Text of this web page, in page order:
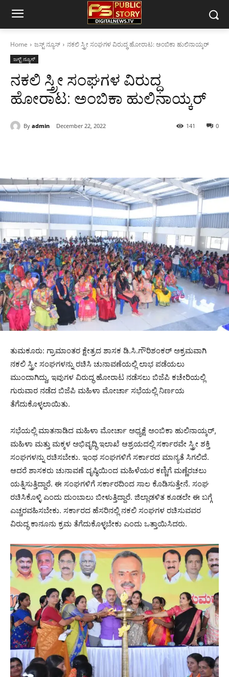
Home ಜಸ್ಟ್ ನ್ಯೂಸ್ ನಕಲಿ ಸ್ತ್ರೀ ಸಂಘಗಳ ವಿರುದ್ಧ ಹೋರಾಟ: ಅಂಬಿಕಾ ಹುಲಿನಾಯ್ಕರ್
ಜಸ್ಟ್ ನ್ಯೂಸ್
ನಕಲಿ ಸ್ತ್ರೀ ಸಂಘಗಳ ವಿರುದ್ಧ
ಹೋರಾಟ: ಅಂಬಿಕಾ ಹುಲಿನಾಯ್ಕರ್
By admin December 22, 2022 0
141
ತುಮಕೂರು: ಗ್ರಾಮಾಂತರ ಕ್ಷೇತ್ರದ ಶಾಸಕ ಡಿ.ಸಿ.ಗೌರಿಶಂಕರ್ ಅಕ್ರಮವಾಗಿ
ನಕಲಿ ಸ್ತ್ರೀ ಸಂಘಗಳನ್ನು ರಚಿಸಿ‌ ಚುನಾವಣೆಯಲ್ಲಿ ಲಾಭ ಪಡೆಯಲು
ಮುಂದಾಗಿದ್ದು, ಇವುಗಳ ವಿರುದ್ಧ ಹೋರಾಟ ನಡೆಸಲು ಬಿಜೆಪಿ ಕಚೇರಿಯಲ್ಲಿ
ಗುರುವಾರ ನಡೆದ ಬಿಜೆಪಿ ಮಹಿಳಾ ಮೋರ್ಚಾ ಸಭೆಯಲ್ಲಿ ನಿರ್ಣಯ
ತೆಗೆದುಕೊಳ್ಳಲಾಯಿತು.
ಸಭೆಯಲ್ಲಿ ಮಾತನಾಡಿದ ಮಹಿಳಾ ಮೋರ್ಚಾ ಅಧ್ಯಕ್ಷೆ ಅಂಬಿಕಾ ಹುಲಿನಾಯ್ಕರ್,
ಮಹಿಳಾ ಮತ್ತು ಮಕ್ಕಳ ಅಭಿವೃದ್ಧಿ ಇಲಾಖೆ ಆಶ್ರಯದಲ್ಲಿ ಸರ್ಕಾರವೇ ಸ್ತ್ರೀ ಶಕ್ತಿ
ಸಂಘಗಳನ್ನು ರಚಿಸಬೇಕು. ಇಂಥ ಸಂಘಗಳಿಗೆ ಸರ್ಕಾರದ ಮಾನ್ಯತೆ ಸಿಗಲಿದೆ.
ಆದರೆ ಶಾಸಕರು ಚುನಾವಣೆ ದೃಷ್ಠಿಯಿಂದ ಮಹಿಳೆಯರ ಕಣ್ಣಿಗೆ ಮಣ್ಣೆರಚಲು
ಯತ್ನಿಸುತ್ತಿದ್ದಾರೆ. ಈ ಸಂಘಗಳಿಗೆ ಸರ್ಕಾರದಿಂದ ಸಾಲ ಕೊಡಿಸುತ್ತೇನೆ. ಸಂಘ
ರಚಿಸಿಕೊಳ್ಳಿ ಎಂದು ದುಂಬಾಲು ಬೀಳುತ್ತಿದ್ದಾರೆ. ಜಿಲ್ಲಾಡಳಿತ ಕೂಡಲೇ ಈ ಬಗ್ಗೆ
ಎಚ್ಚರವಹಿಸಬೇಕು. ಸರ್ಕಾರದ ಹೆಸರಿನಲ್ಲಿ ನಕಲಿ ಸಂಘಗಳ ರಚಿಸುವವರ
ವಿರುದ್ಧ ಕಾನೂನು ಕ್ರಮ ತೆಗೆದುಕೊಳ್ಳಬೇಕು ಎಂದು ಒತ್ತಾಯಿಸಿದರು.